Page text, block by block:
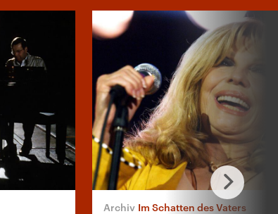
Im Schatten des Vaters